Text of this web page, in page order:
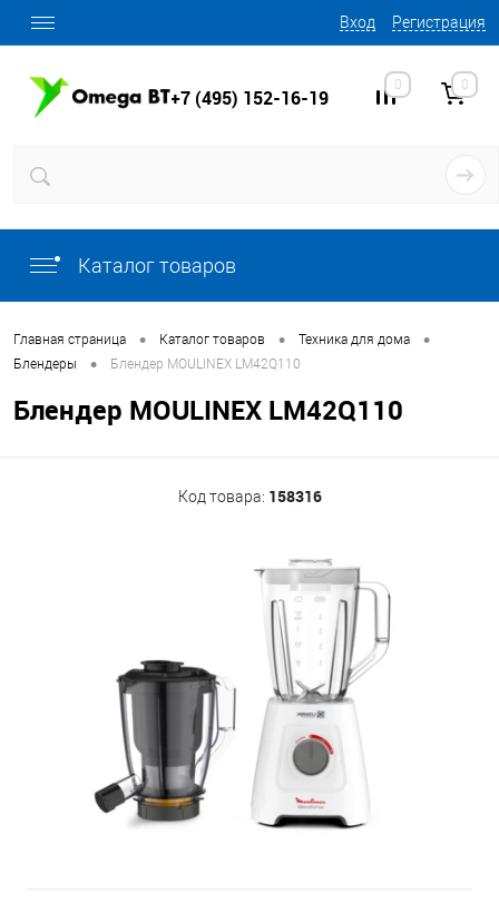
Вход Регистрация
+7 (495) 152-16-19
0 0
Каталог товаров
Главная страница • Каталог товаров • Техника для дома •
Блендеры • Блендер MOULINEX LM42Q110
Блендер MOULINEX LM42Q110
Код товара: 158316